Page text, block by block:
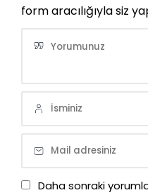
form aracılığıyla siz
Daha sonraki